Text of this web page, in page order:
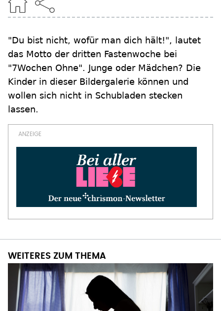
"Du bist nicht, wofür man dich hält!", lautet
das Motto der dritten Fastenwoche bei
"7Wochen Ohne". Junge oder Mädchen? Die
Kinder in dieser Bildergalerie können und
wollen sich nicht in Schubladen stecken
lassen.
WEITERES ZUM THEMA